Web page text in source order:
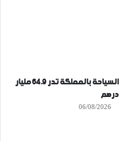
السياحة بالمملكة تدر 64.9 مليار
درهم
06/08/2026